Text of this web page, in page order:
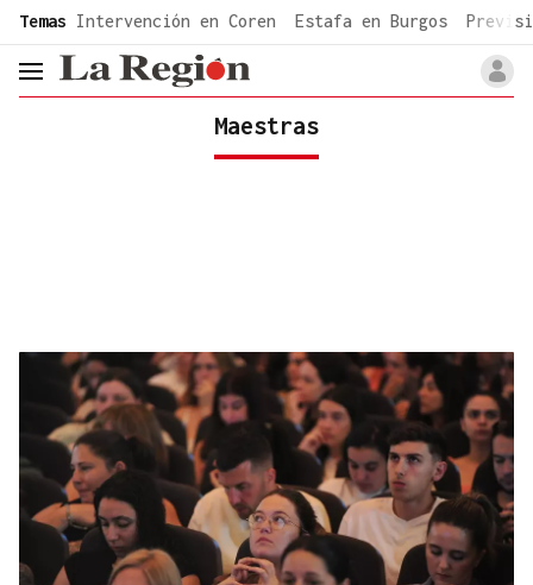
common.go-to-content
Temas Intervención en Coren Estafa en Burgos
header.menu.open
Maestras